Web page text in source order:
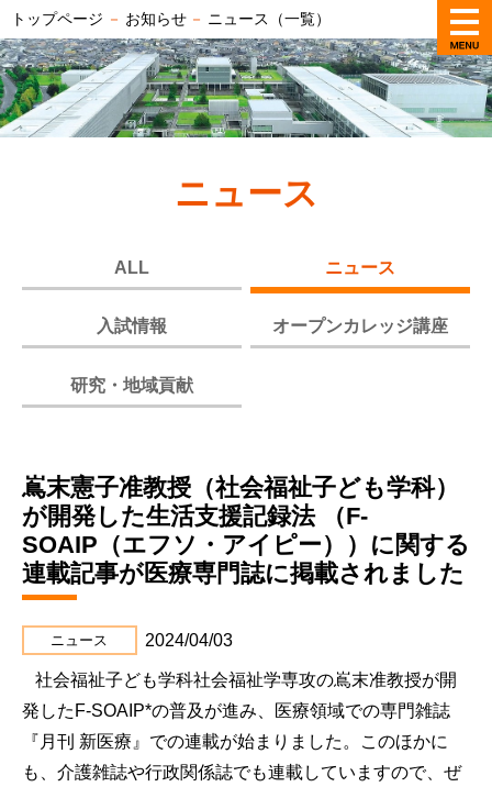
トップページ － お知らせ － ニュース（一覧）
ニュース
ALL ニュース
入試情報 オープンカレッジ講座
研究・地域貢献
嶌末憲子准教授（社会福祉子ども学科）
が開発した生活支援記録法 （F-
SOAIP（エフソ・アイピー））に関する
連載記事が医療専門誌に掲載されました
ニュース 2024/04/03
社会福祉子ども学科社会福祉学専攻の嶌末准教授が開
発したF-SOAIP*の普及が進み、医療領域での専門雑誌
『月刊 新医療』での連載が始まりました。このほかに
も、介護雑誌や行政関係誌でも連載していますので、ぜ